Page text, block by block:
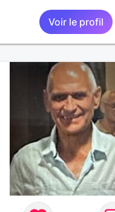
Voir le profil